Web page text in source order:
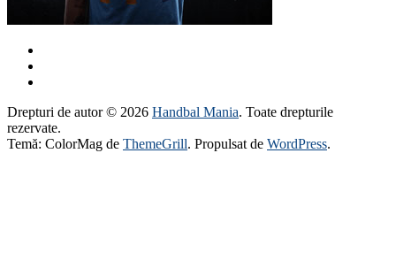
Drepturi de autor © 2026 Handbal Mania. Toate drepturile
rezervate.
Temă: ColorMag de ThemeGrill. Propulsat de WordPress.